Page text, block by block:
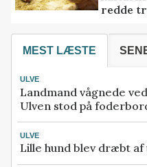
redde
MEST LÆSTE
ULVE
Landmand vågnede
Ulven stod på
ULVE
Lille hund blev dræbt af